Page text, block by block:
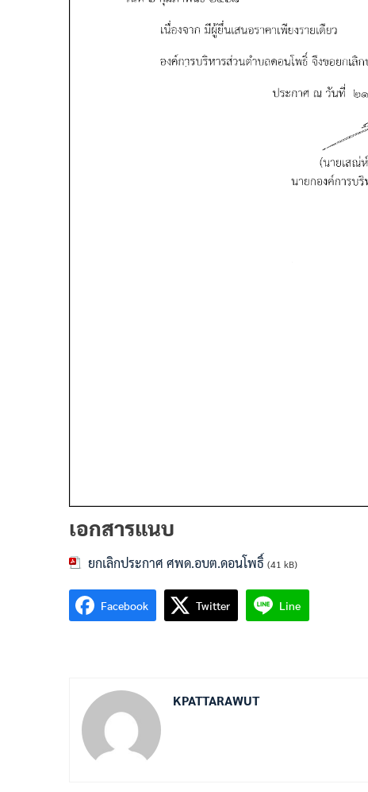
เอกสารแนบ
ยกเลิกประกาศ ศพด.อบต.ดอนโพธิ์ (41 kB)
Facebook Twitter Line
KPATTARAWUT